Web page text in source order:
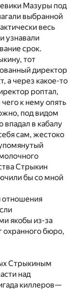
Мазуры под
выбранной
весь
узнавали
срок.
тот
директор
а через какое-то
роптал,
к нему опять
под видом
впадал в кабалу
сам, жестоко
Стрыкин
бы со мной
якобы из-за
охранного бюро,
Стрыкиным
над
киллеров—